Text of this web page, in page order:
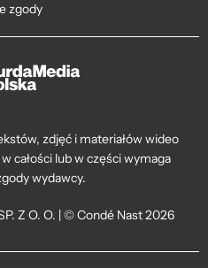
zgody
zdjęć i materiałów wideo
całości lub w części wymaga
wydawcy.
Z O. O. | © Condé Nast 2026